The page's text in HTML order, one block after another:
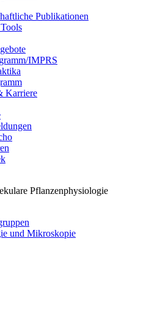
Publikationen
IMPRS
Karriere
Pflanzenphysiologie
und Mikroskopie